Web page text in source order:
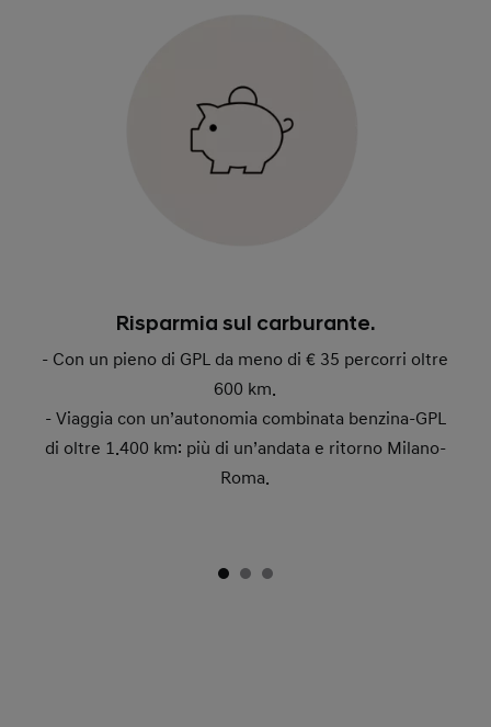
Risparmia sul carburante.
- Con un pieno di GPL da meno di € 35 percorri oltre
600 km.
- Viaggia con un’autonomia combinata benzina-GPL
di oltre 1.400 km: più di un’andata e ritorno Milano-
Roma.